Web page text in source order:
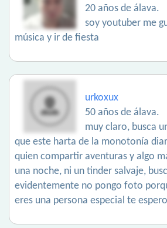
20 años de álava.
soy youtuber me
música y ir de fiesta
urkoxux
50 años de álava.
muy claro, busca
que este harta de la monotonía
quien compartir aventuras y algo
una noche, ni un tinder salvaje,
evidentemente no pongo foto
eres una persona especial te